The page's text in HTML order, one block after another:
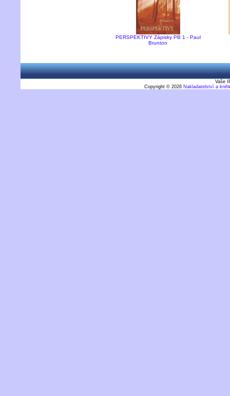
PERSPEKTIVY Zápisky PB 1 - Paul
Brunton
Vaše
Copyright © 2026 Nakladatelství a